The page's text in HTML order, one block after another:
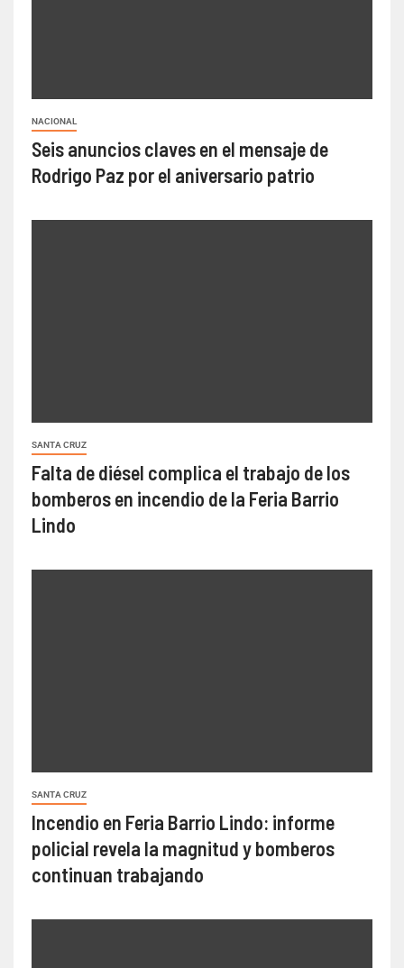
NACIONAL
Seis anuncios claves en el mensaje de
Rodrigo Paz por el aniversario patrio
SANTA CRUZ
Falta de diésel complica el trabajo de los
bomberos en incendio de la Feria Barrio
Lindo
SANTA CRUZ
Incendio en Feria Barrio Lindo: informe
policial revela la magnitud y bomberos
continuan trabajando